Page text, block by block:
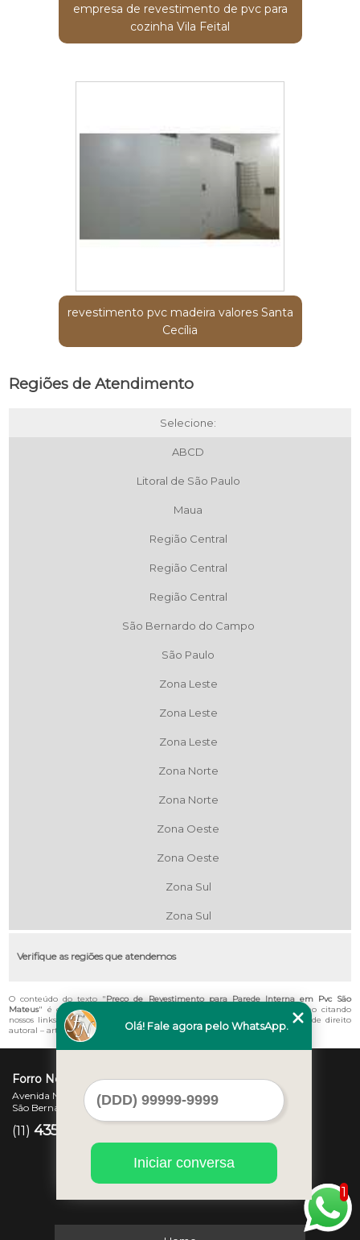
empresa de revestimento de pvc para
cozinha Vila Feital
revestimento pvc madeira valores Santa
Cecília
Regiões de Atendimento
Selecione:
ABCD
Litoral de São Paulo
Maua
Região Central
Região Central
Região Central
São Bernardo do Campo
São Paulo
Zona Leste
Zona Leste
Zona Leste
Zona Norte
Zona Norte
Zona Oeste
Zona Oeste
Zona Sul
Zona Sul
Verifique as regiões que atendemos
O conteúdo do texto "Preço de Revestimento para Parede Interna em Pvc São
Mateus" é de direito reservado. Sua reprodução, parcial ou total, mesmo citando
nossos links, é proibida sem a autorização do autor. Crime de violação de direito
autoral – artigo 184 do Código Penal –Lei 9610/98 - Lei de direitos autorais
Forro Novo
Avenida Newton Monteiro de Andrade, 45 - Centro
São Bernardo do Campo - SP - CEP: 09725-370
(11) 4357-3007
1
Olá! Fale agora pelo WhatsApp.
Iniciar conversa